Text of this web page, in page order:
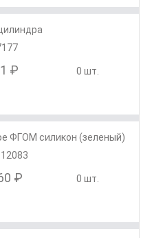
₽ 0 шт.
ФГОМ силикон (зеленый)
₽ 0 шт.